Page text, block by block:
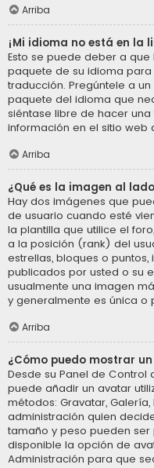
Arriba
¡Mi idioma no está en la
Esto se puede deber a
paquete de su idioma
traducción. Pregúntele a
paquete del idioma que
siéntase libre de hacer
información en el sitio web
Arriba
¿Qué es la imagen al
Hay dos imágenes que
de usuario cuando esté
la plantilla que utilice el
a la posición (rank) del
estrellas, bloques o
publicados por usted o su
usualmente una imagen
y generalmente es única o
Arriba
¿Cómo puedo mostrar
Desde su Panel de Control
puede añadir un avatar
métodos: Gravatar, Galería,
administración quien
tamaño y peso pueden ser
disponible la opción de
Administración para que